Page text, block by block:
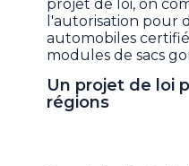
projet de loi, on
l'autorisation pour
automobiles
modules de sacs
Un projet de loi
régions